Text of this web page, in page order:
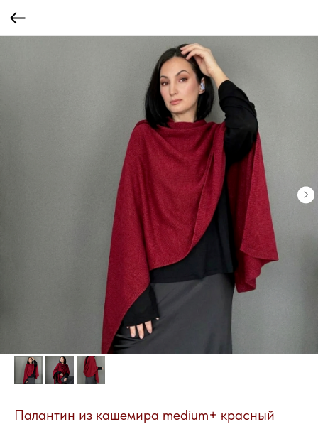
Палантин из кашемира medium+ красный